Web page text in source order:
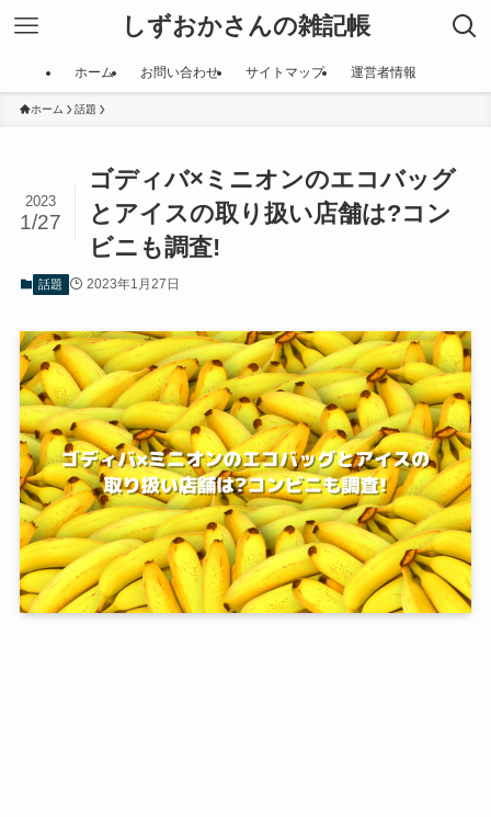
しずおかさんの雑記帳
ホーム お問い合わせ サイトマップ 運営者情報
ホーム 話題
ゴディバ×ミニオンのエコバッグ
とアイスの取り扱い店舗は?コン
ビニも調査!
2023
1/27
話題 2023年1月27日